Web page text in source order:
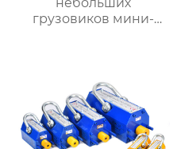
грузовиков мини-